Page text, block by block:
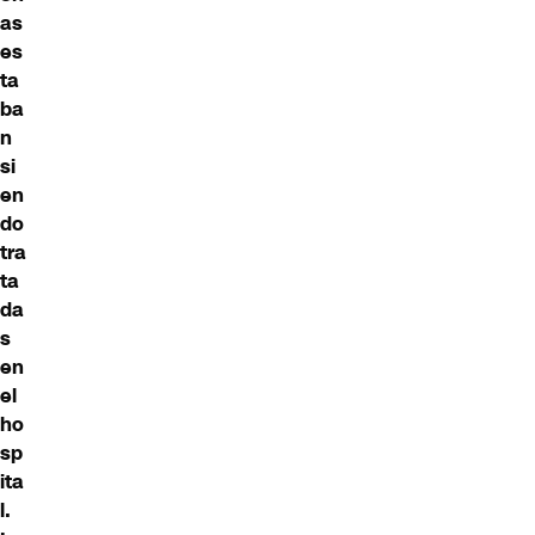
as
es
ta
ba
n
si
en
do
tra
ta
da
s
en
el
ho
sp
ita
l.